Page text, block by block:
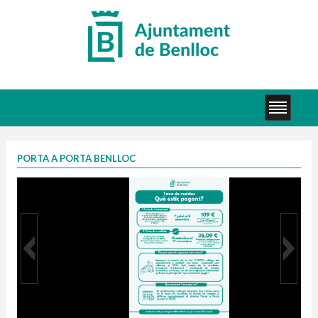
PORTA A PORTA BENLLOC